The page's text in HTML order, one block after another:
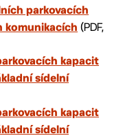
parkovacích
komunikacích (PDF,
kapacit
sídelní
kapacit
sídelní